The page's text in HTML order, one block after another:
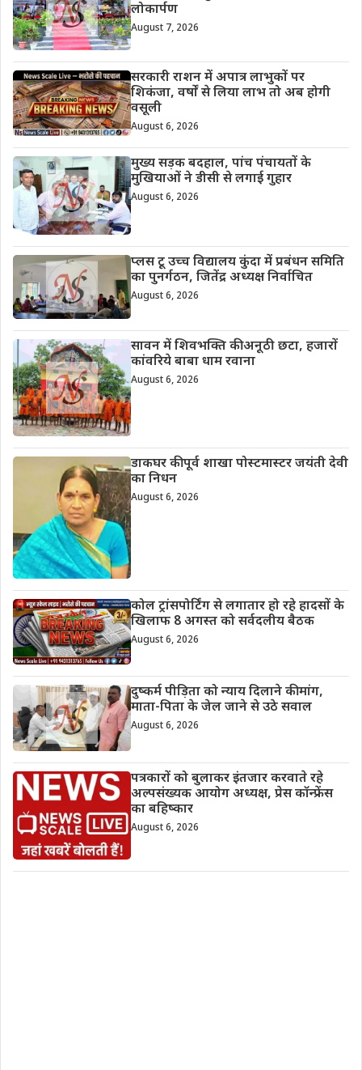
लोकार्पण
August 7, 2026
सरकारी राशन में अपात्र लाभुकों पर
शिकंजा, वर्षों से लिया लाभ तो अब होगी
वसूली
August 6, 2026
मुख्य सड़क बदहाल, पांच पंचायतों के
मुखियाओं ने डीसी से लगाई गुहार
August 6, 2026
प्लस टू उच्च विद्यालय कुंदा में प्रबंधन समिति
का पुनर्गठन, जितेंद्र अध्यक्ष निर्वाचित
August 6, 2026
सावन में शिवभक्ति की अनूठी छटा, हजारों
कांवरिये बाबा धाम रवाना
August 6, 2026
डाकघर की पूर्व शाखा पोस्टमास्टर जयंती देवी
का निधन
August 6, 2026
कोल ट्रांसपोर्टिंग से लगातार हो रहे हादसों के
खिलाफ 8 अगस्त को सर्वदलीय बैठक
August 6, 2026
दुष्कर्म पीड़िता को न्याय दिलाने की मांग,
माता-पिता के जेल जाने से उठे सवाल
August 6, 2026
पत्रकारों को बुलाकर इंतजार करवाते रहे
अल्पसंख्यक आयोग अध्यक्ष, प्रेस कॉन्फ्रेंस
का बहिष्कार
August 6, 2026